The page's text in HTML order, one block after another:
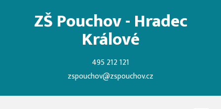
ZŠ Pouchov - Hradec
Králové
495 212 121
zspouchov@zspouchov.cz